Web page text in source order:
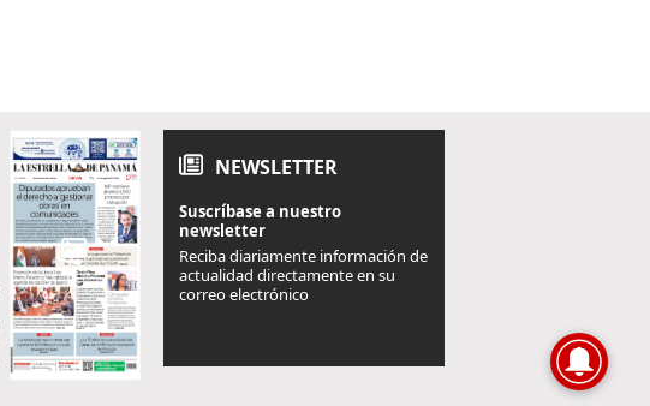
NEWSLETTER
Suscríbase a nuestro
newsletter
Reciba diariamente información de
actualidad directamente en su
correo electrónico